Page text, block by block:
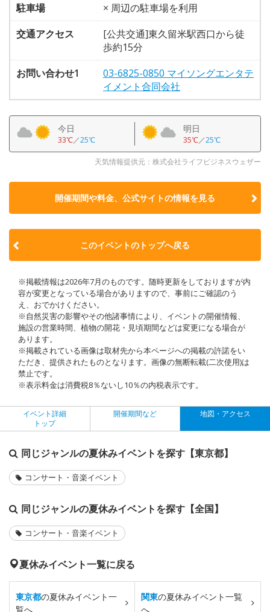
駐車場
× 周辺の駐車場を利用
交通アクセス
[公共交通]東久留米駅西口から徒
歩約15分
お問い合わせ1
03-6825-0850 マイソングエンタテ
イメント合同会社
今日
33℃／25℃
明日
35℃／25℃
天気情報提供元：株式会社ライフビジネスウェザー
開催期間や料金、公式サイトの情報を見る
このイベントのトップへ戻る
※掲載情報は2026年7月のものです。随時更新をしておりますが内
容が変更となっている場合がありますので、事前にご確認のう
え、おでかけください。
※自然災害の影響やその他諸事情により、イベントの開催情報、
施設の営業時間、植物の開花・見頃期間などは変更になる場合が
あります。
※掲載されている画像は取材先から本ページへの掲載の許諾をい
ただき、提供されたものとなります。画像の無断転載(二次使用)は
禁止です。
※表示料金は消費税8％ないし10％の内税表示です。
イベント詳細
トップ
開催期間など 地図・アクセス
同じジャンルの夏休みイベントを探す【東京都】
コンサート・音楽イベント
同じジャンルの夏休みイベントを探す【全国】
コンサート・音楽イベント
夏休みイベント一覧に戻る
東京都の夏休みイベント一
覧へ
関東の夏休みイベント一覧
へ